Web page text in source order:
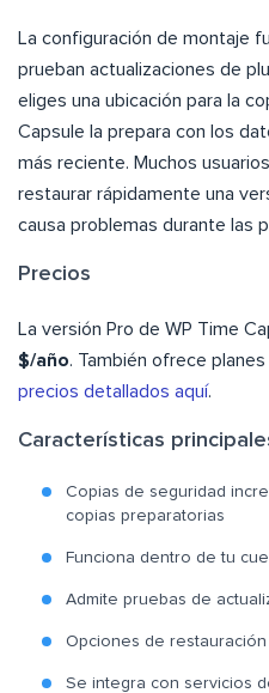
La configuración de montaje
prueban actualizaciones de
eliges una ubicación para la
Capsule la prepara con los
más reciente. Muchos
restaurar rápidamente una
causa problemas durante las
Precios
La versión Pro de WP Time
$/año. También ofrece
precios detallados aquí.
Características
Copias de seguridad
copias preparatorias
Funciona dentro de tu
Admite pruebas de
Opciones de
Se integra con servicios